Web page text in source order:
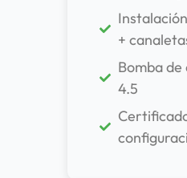
+
Bomba de
4.5